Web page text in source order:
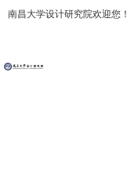
南昌大学设计研究院欢迎您！